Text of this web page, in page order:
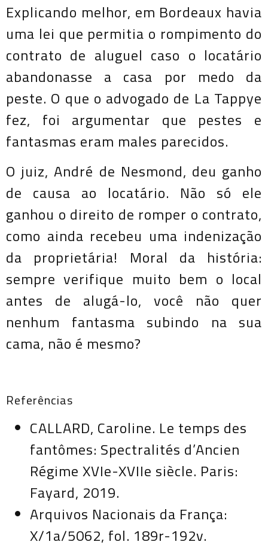
Explicando melhor, em Bordeaux havia
uma lei que permitia o rompimento do
contrato de aluguel caso o locatário
abandonasse a casa por medo da
peste. O que o advogado de La Tappye
fez, foi argumentar que pestes e
fantasmas eram males parecidos.
O juiz, André de Nesmond, deu ganho
de causa ao locatário. Não só ele
ganhou o direito de romper o contrato,
como ainda recebeu uma indenização
da proprietária! Moral da história:
sempre verifique muito bem o local
antes de alugá-lo, você não quer
nenhum fantasma subindo na sua
cama, não é mesmo?
Referências
CALLARD, Caroline. Le temps des
fantômes: Spectralités d’Ancien
Régime XVIe-XVIIe siècle. Paris:
Fayard, 2019.
Arquivos Nacionais da França:
X/1a/5062, fol. 189r-192v.